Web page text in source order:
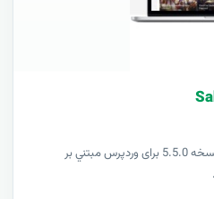
دانلود قالب صحیفه Sahifa فارسی نسخه 5.5.0 برای وردپرس مبتني بر